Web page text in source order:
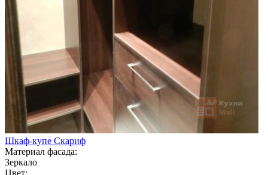
Шкаф-купе Скариф
Материал фасада:
Зеркало
Цвет: